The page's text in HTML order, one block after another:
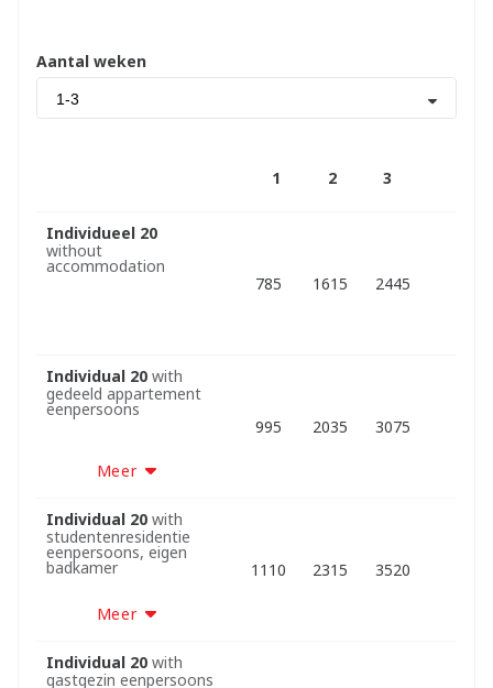
Aantal weken
1-3
Individueel 20
without
accommodation
Individual 20with
gedeeld appartement
eenpersoons
Meer
Individual 20with
studentenresidentie
eenpersoons, eigen
badkamer
Meer
Individual 20with
gastgezin eenpersoons
1 2 3
785 1615 2445
995 2035 3075
1110 2315 3520